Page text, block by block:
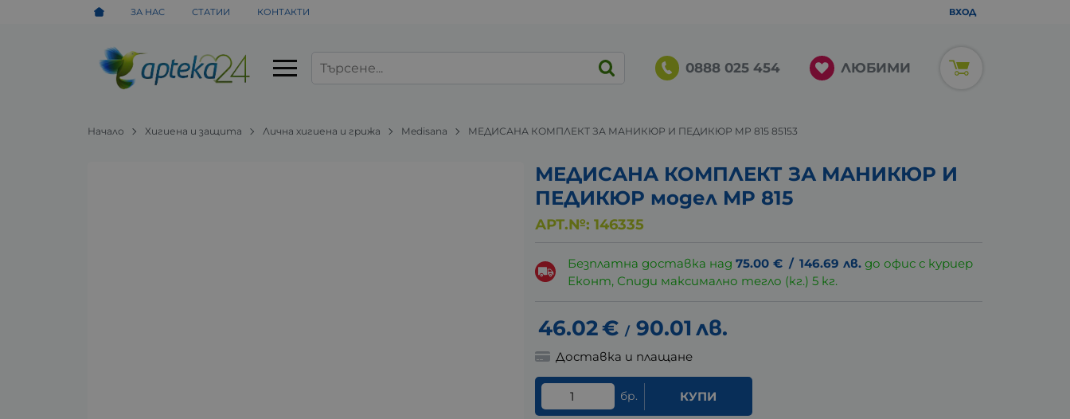
ЗА НАС СТАТИИ КОНТАКТИ ВХОД
0888 025 454 ЛЮБИМИ
Начало Хигиена и защита Лична хигиена и грижа Medisana МЕДИСАНА КОМПЛЕКТ ЗА МАНИКЮР И ПЕДИКЮР MP 815 85153
МЕДИСАНА КОМПЛЕКТ ЗА МАНИКЮР И
ПЕДИКЮР модел MP 815
АРТ.№: 146335
Безплатна доставка над75.00 € / 146.69 лв. до офис с куриер
Еконт, Спиди максимално тегло (кг.) 5 кг.
46.02€ / 90.01 лв.
Доставка и плащане
бр. КУПИ